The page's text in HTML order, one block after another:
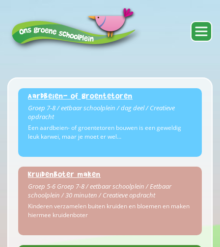
Aardbeien- of groentetoren
Groep 7-8 / eetbaar schoolplein / dag deel / Creatieve
opdracht
Een aardbeien- of groentetoren bouwen is een geweldig
leuk karwei, maar je moet er wel…
Kruidenboter maken
Groep 5-6 Groep 7-8 / eetbaar schoolplein / Eetbaar
schoolplein / 30 minuten / Creatieve opdracht
Kinderen verzamelen buiten kruiden en bloemen en maken
hiermee kruidenboter